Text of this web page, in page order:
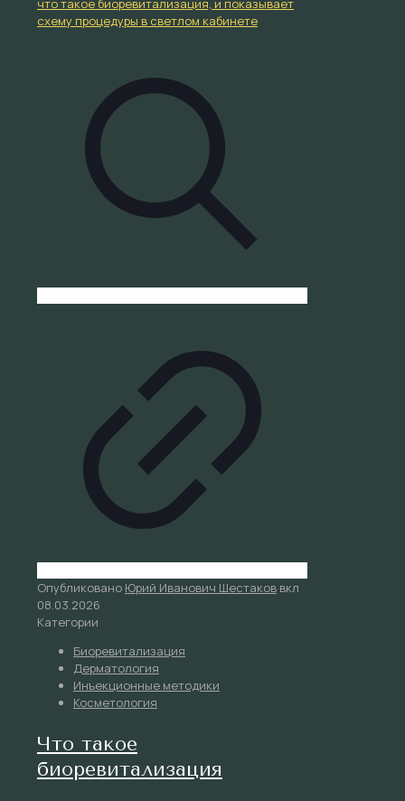
Опубликовано Юрий Иванович Шестаков вкл
08.03.2026
Категории
Биоревитализация
Дерматология
Инъекционные методики
Косметология
Что такое
биоревитализация